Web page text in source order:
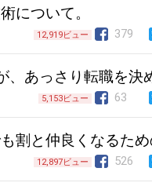
について。
12,919ビュー 379
、あっさり転職を決
5,153ビュー 63
割と仲良くなるた
12,897ビュー 526